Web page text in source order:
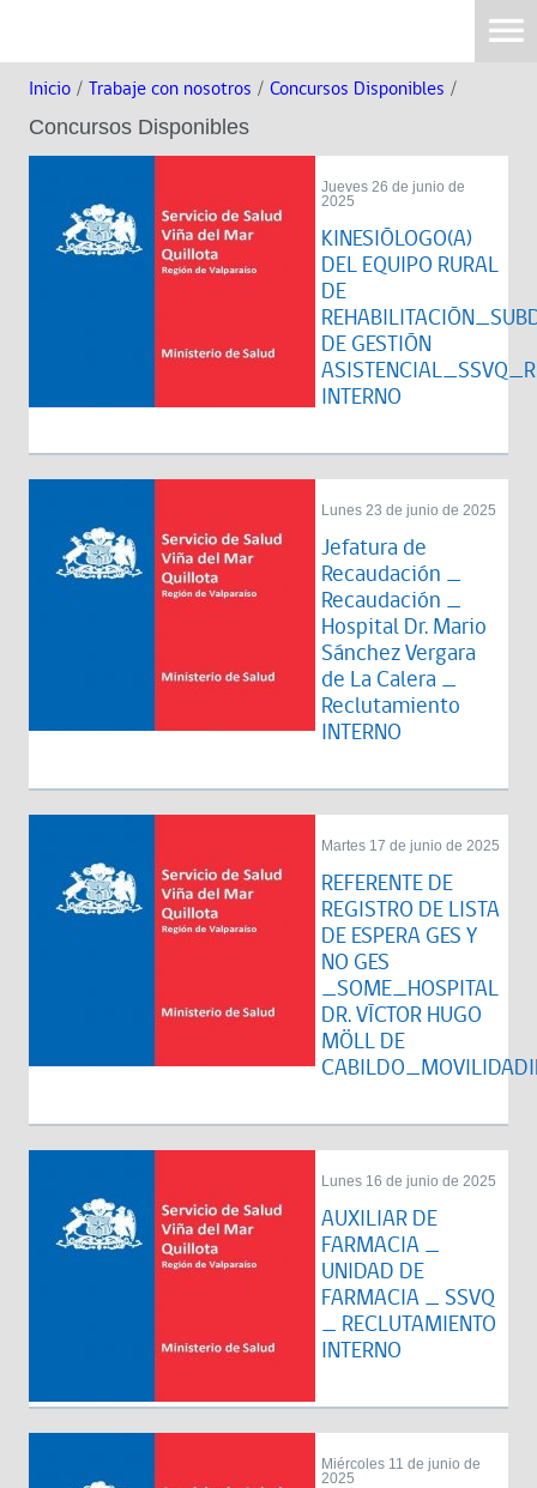
Inicio / Trabaje con nosotros / Concursos Disponibles /
Concursos Disponibles
Jueves 26 de junio de
2025
KINESIÓLOGO(A)
DEL EQUIPO RURAL
DE
DE GESTIÓN
INTERNO
Lunes 23 de junio de 2025
Jefatura de
Recaudación _
Recaudación _
Hospital Dr. Mario
Sánchez Vergara
de La Calera _
Reclutamiento
INTERNO
Martes 17 de junio de 2025
REFERENTE DE
REGISTRO DE LISTA
DE ESPERA GES Y
NO GES
_SOME_HOSPITAL
DR. VÍCTOR HUGO
MÖLL DE
Lunes 16 de junio de 2025
AUXILIAR DE
FARMACIA _
UNIDAD DE
FARMACIA _ SSVQ
_ RECLUTAMIENTO
INTERNO
Miércoles 11 de junio de
2025